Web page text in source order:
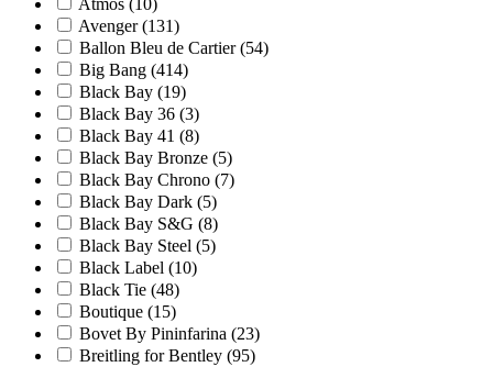
Atmos (10)
Avenger (131)
Ballon Bleu de Cartier (54)
Big Bang (414)
Black Bay (19)
Black Bay 36 (3)
Black Bay 41 (8)
Black Bay Bronze (5)
Black Bay Chrono (7)
Black Bay Dark (5)
Black Bay S&G (8)
Black Bay Steel (5)
Black Label (10)
Black Tie (48)
Boutique (15)
Bovet By Pininfarina (23)
Breitling for Bentley (95)